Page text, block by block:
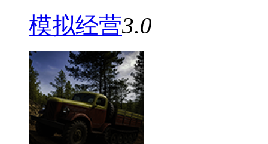
模拟经营3.0